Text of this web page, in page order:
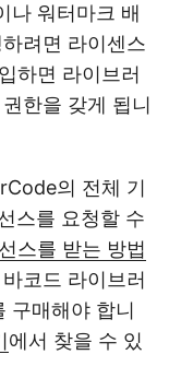
나 워터마크 배
려면 라이센스
하면 라이브러
한을 갖게 됩니
의 전체 기
스를 요청할 수
스를 받는 방법
코드 라이브러
구매해야 합니
에서 찾을 수 있